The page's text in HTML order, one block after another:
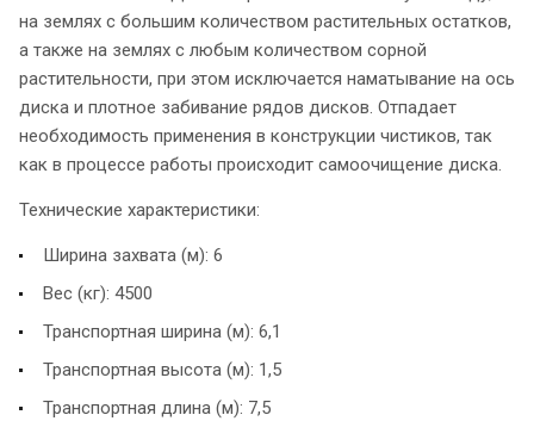
на землях с большим количеством растительных остатков,
а также на землях с любым количеством сорной
растительности, при этом исключается наматывание на ось
диска и плотное забивание рядов дисков. Отпадает
необходимость применения в конструкции чистиков, так
как в процессе работы происходит самоочищение диска.
Технические характеристики:
Ширина захвата (м): 6
Вес (кг): 4500
Транспортная ширина (м): 6,1
Транспортная высота (м): 1,5
Транспортная длина (м): 7,5